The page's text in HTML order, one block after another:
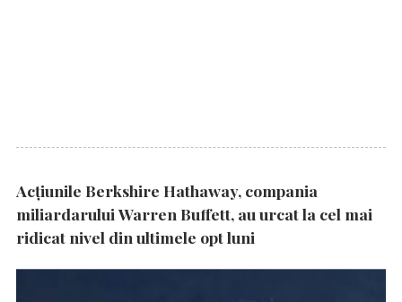
Acțiunile Berkshire Hathaway, compania
miliardarului Warren Buffett, au urcat la cel mai
ridicat nivel din ultimele opt luni